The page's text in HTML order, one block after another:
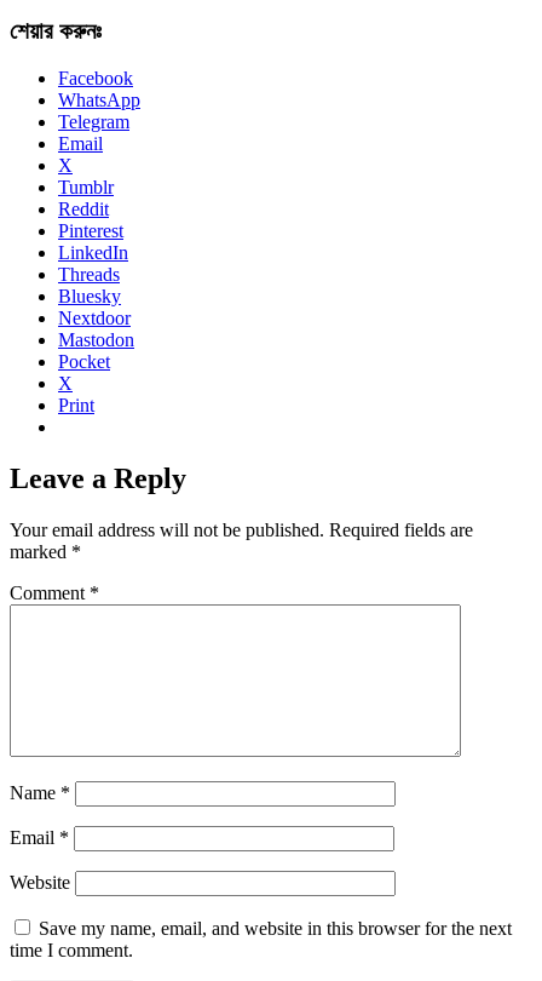
শেয়ার করুনঃ
Facebook
WhatsApp
Telegram
Email
X
Tumblr
Reddit
Pinterest
LinkedIn
Threads
Bluesky
Nextdoor
Mastodon
Pocket
X
Print
Leave a Reply
Your email address will not be published. Required fields are
marked *
Comment *
Name *
Email *
Website
Save my name, email, and website in this browser for the next
time I comment.